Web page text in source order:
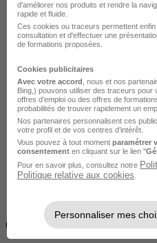
( 70h à 560h)
d'améliorer nos produits et rendre la
rapide et fluide.
Ces cookies ou traceurs permettent
consultation et d'effectuer une
de formations proposées.
Cookies publicitaires
Avec votre accord , nous et nos
Bing,) pouvons utiliser des traceurs
offres d’emploi ou des offres de
probabilités de trouver rapidement un
Nos partenaires personnalisent ces
votre profil et de vos centres d’intérêt.
Vous pouvez à tout moment paramétrer
consentement en cliquant sur le lien "
Pour en savoir plus, consultez notre
Politique relative aux cookies
Personnaliser mes